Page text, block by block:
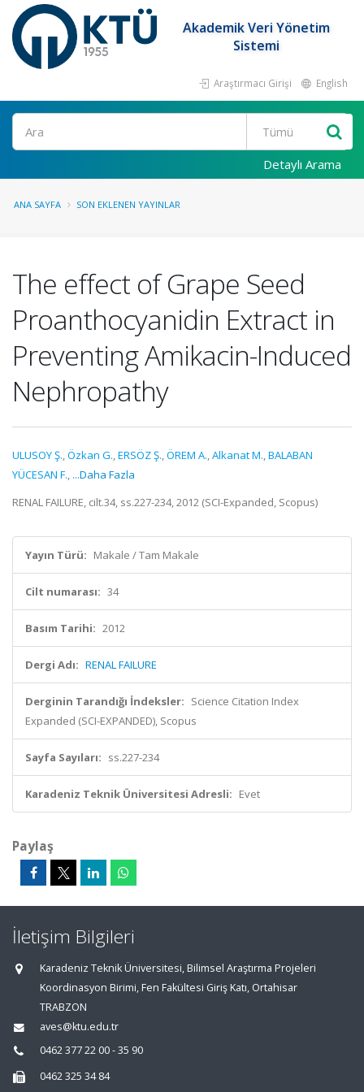
Akademik Veri Yönetim
Sistemi
Araştırmacı Girişi English
Ara
Detaylı Arama
ANA SAYFA SON EKLENEN YAYINLAR
The effect of Grape Seed
Proanthocyanidin Extract in
Preventing Amikacin-Induced
Nephropathy
ULUSOY Ş.,Özkan G.,ERSÖZ Ş.,ÖREM A.,Alkanat M.,BALABAN
YÜCESAN F., ...Daha Fazla
RENAL FAILURE, cilt.34, ss.227-234, 2012 (SCI-Expanded, Scopus)
Yayın Türü: Makale / Tam Makale
Cilt numarası: 34
Basım Tarihi: 2012
Dergi Adı: RENAL FAILURE
Derginin Tarandığı İndeksler: Science Citation Index
Expanded (SCI-EXPANDED), Scopus
Sayfa Sayıları: ss.227-234
Karadeniz Teknik Üniversitesi Adresli: Evet
Paylaş
İletişim Bilgileri
Karadeniz Teknik Üniversitesi, Bilimsel Araştırma Projeleri
Koordinasyon Birimi, Fen Fakültesi Giriş Katı, Ortahisar
TRABZON
aves@ktu.edu.tr
0462 377 22 00 - 35 90
0462 325 34 84